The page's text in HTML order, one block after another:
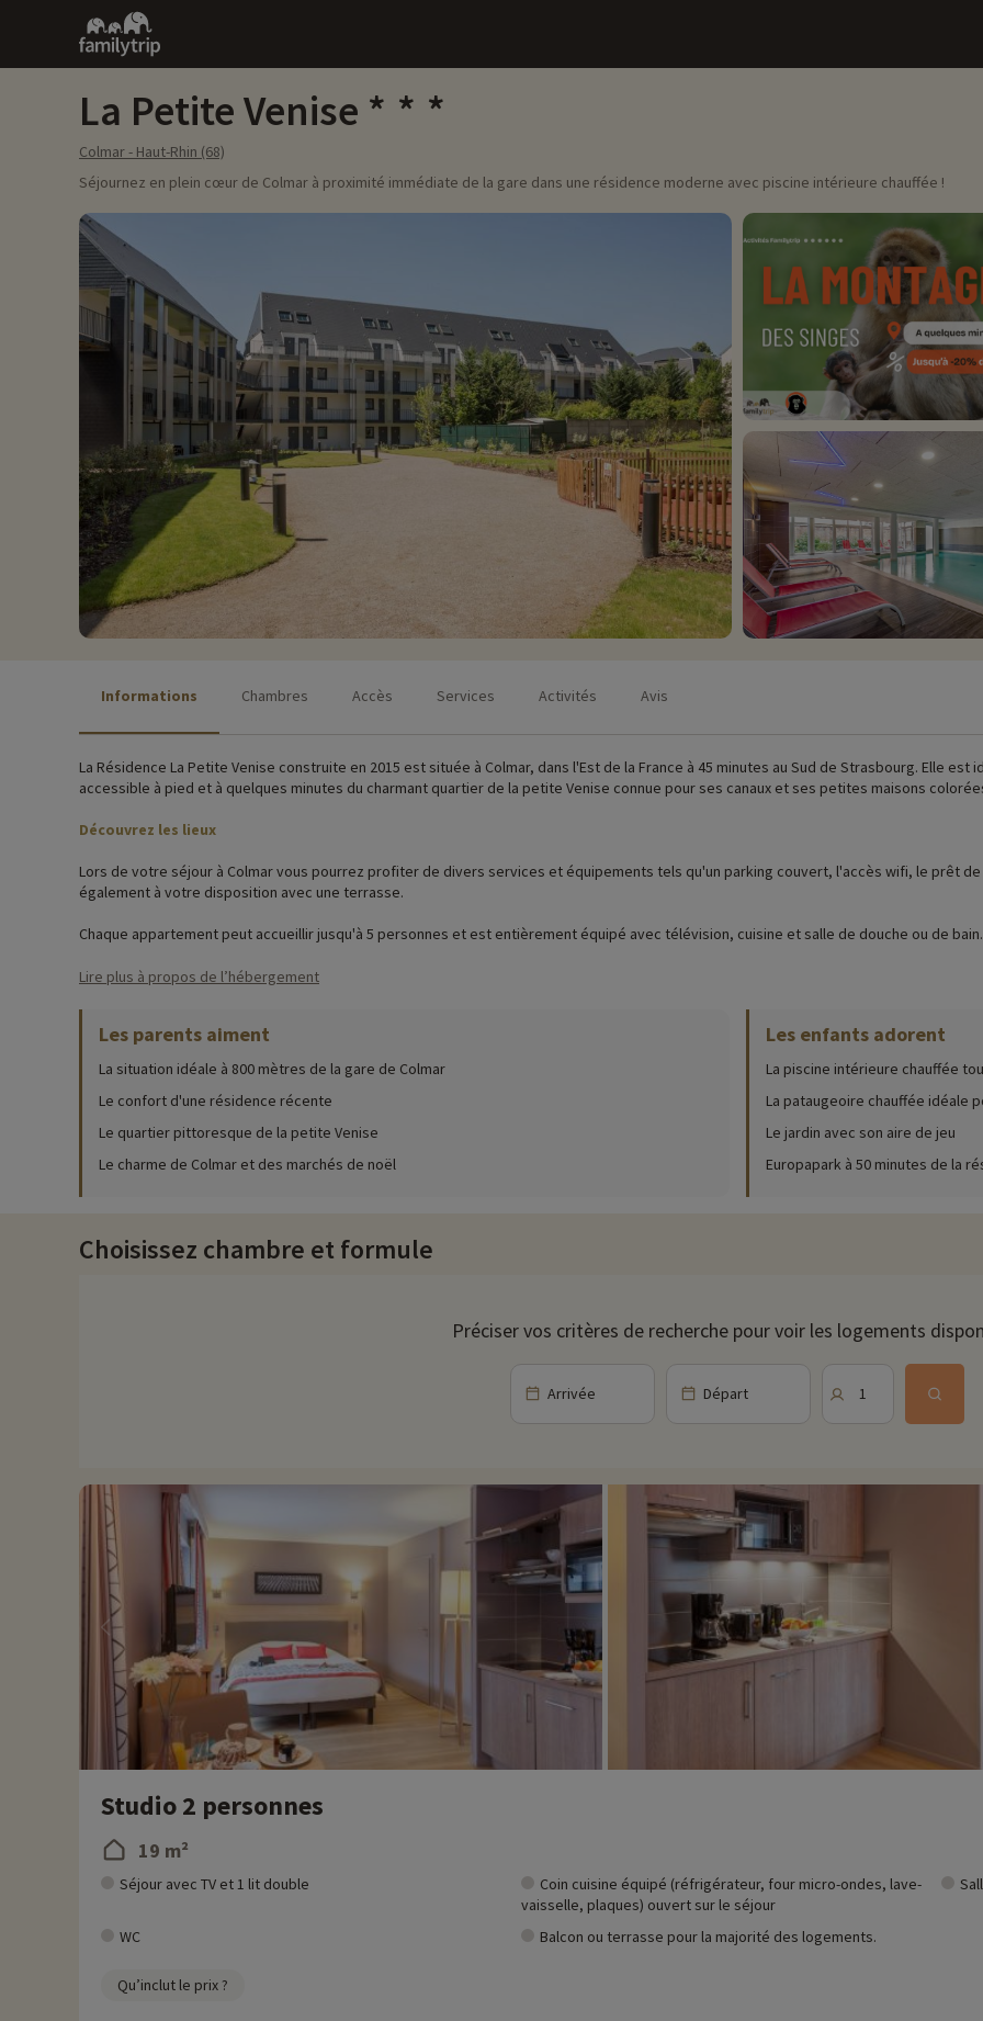
Family
trip
La Petite Venise
Colmar - Haut-Rhin (68)
Séjournez en plein cœur de Colmar à proximité immédiate de la gare dans une résidence moderne avec piscine intérieure chauffée !
Informations Chambres Accès Services Activités Avis
La Résidence La Petite Venise construite en 2015 est située à Colmar, dans l'Est de la France à 45 minutes au Sud de Strasbourg. Elle
accessible à pied et à quelques minutes du charmant quartier de la petite Venise connue pour ses canaux et ses petites maisons
Découvrez les lieux
Lors de votre séjour à Colmar vous pourrez profiter de divers services et équipements tels qu'un parking couvert, l'accès wifi, le prêt
également à votre disposition avec une terrasse.
Chaque appartement peut accueillir jusqu'à 5 personnes et est entièrement équipé avec télévision, cuisine et salle de douche ou de
Pour des informations très précises sur les activités à faire sur place (date d'ouverture, âge pour les club, contenu du pack bébé...),
Pour vous relaxer lors de votre passage à Colmar, vous disposerez d'une belle piscine intérieure chauffée avec pataugeoire au sein de
s'amuser dehors, le jardin extérieur dispose d'une aire de jeux dédiée aux enfants.
Découvrez la région et activités famille
d'Issenheim, une œuvre majeure de l'art religieux ou encore l'Église Saint-Martin, une imposante église gothique située au cœur de la
Enfin si vous souhaitez vous éloigner un peu et découvrir les environs, ne manquez pas le Parc Naturel Régional des Ballons des
• Animaux de compagnie acceptés, en supplément
• Personnes à mobilité réduite, accompagnement obligatoire
Résidence gérée par le groupe Pierre & Vacances
Lire plus à propos de l’hébergement
Les parents aiment
La situation idéale à 800 mètres de la gare de Colmar
Le confort d'une résidence récente
Le quartier pittoresque de la petite Venise
Le charme de Colmar et des marchés de noël
Les enfants adorent
La piscine intérieure chauffée
La pataugeoire chauffée idéale
Le jardin avec son aire de jeu
Europapark à 50 minutes de la
Choisissez chambre et formule
Préciser vos critères de recherche pour voir les logements
Arrivée Départ 1
Studio 2 personnes
19 m²
Séjour avec TV et 1 lit double
Coin cuisine équipé (réfrigérateur, four micro-ondes, lave-
vaisselle, plaques) ouvert sur le séjour
WC Balcon ou terrasse pour la majorité des logements.
Qu’inclut le prix ?